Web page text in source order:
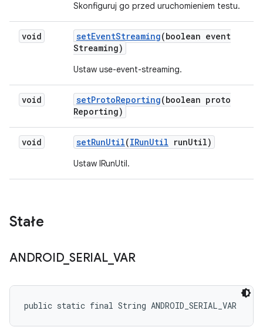
Skonfiguruj go przed uruchomieniem testu.
void setEventStreaming(boolean event
Streaming)
Ustaw use-event-streaming.
void setProtoReporting(boolean proto
Reporting)
void setRunUtil(IRunUtil runUtil)
Ustaw IRunUtil.
Stałe
ANDROID_ SERIAL_VAR
public static final String ANDROID_SERIAL_VAR